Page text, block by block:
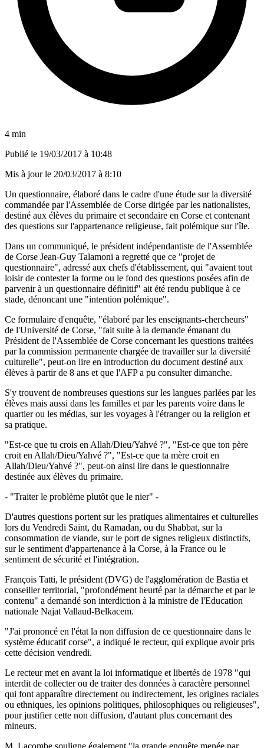
4 min
Publié le 19/03/2017 à 10:48
Mis à jour le 20/03/2017 à 8:10
Un questionnaire, élaboré dans le cadre d'une étude sur la diversité
commandée par l'Assemblée de Corse dirigée par les nationalistes,
destiné aux élèves du primaire et secondaire en Corse et contenant
des questions sur l'appartenance religieuse, fait polémique sur l'île.
Dans un communiqué, le président indépendantiste de l'Assemblée
de Corse Jean-Guy Talamoni a regretté que ce "projet de
questionnaire", adressé aux chefs d'établissement, qui "avaient tout
loisir de contester la forme ou le fond des questions posées afin de
parvenir à un questionnaire définitif" ait été rendu publique à ce
stade, dénoncant une "intention polémique".
Ce formulaire d'enquête, "élaboré par les enseignants-chercheurs"
de l'Université de Corse, "fait suite à la demande émanant du
Président de l'Assemblée de Corse concernant les questions traitées
par la commission permanente chargée de travailler sur la diversité
culturelle", peut-on lire en introduction du document destiné aux
élèves à partir de 8 ans et que l'AFP a pu consulter dimanche.
S'y trouvent de nombreuses questions sur les langues parlées par les
élèves mais aussi dans les familles et par les parents voire dans le
quartier ou les médias, sur les voyages à l'étranger ou la religion et
sa pratique.
"Est-ce que tu crois en Allah/Dieu/Yahvé ?", "Est-ce que ton père
croit en Allah/Dieu/Yahvé ?", "Est-ce que ta mère croit en
Allah/Dieu/Yahvé ?", peut-on ainsi lire dans le questionnaire
destinée aux élèves du primaire.
- "Traiter le problème plutôt que le nier" -
D'autres questions portent sur les pratiques alimentaires et culturelles
lors du Vendredi Saint, du Ramadan, ou du Shabbat, sur la
consommation de viande, sur le port de signes religieux distinctifs,
sur le sentiment d'appartenance à la Corse, à la France ou le
sentiment de sécurité et l'intégration.
François Tatti, le président (DVG) de l'agglomération de Bastia et
conseiller territorial, "profondément heurté par la démarche et par le
contenu" a demandé son interdiction à la ministre de l'Education
nationale Najat Vallaud-Belkacem.
"J'ai prononcé en l'état la non diffusion de ce questionnaire dans le
système éducatif corse", a indiqué le recteur, qui explique avoir pris
cette décision vendredi.
Le recteur met en avant la loi informatique et libertés de 1978 "qui
interdit de collecter ou de traiter des données à caractère personnel
qui font apparaître directement ou indirectement, les origines raciales
ou ethniques, les opinions politiques, philosophiques ou religieuses",
pour justifier cette non diffusion, d'autant plus concernant des
mineurs.
M. Lacombe souligne également "la grande enquête menée par